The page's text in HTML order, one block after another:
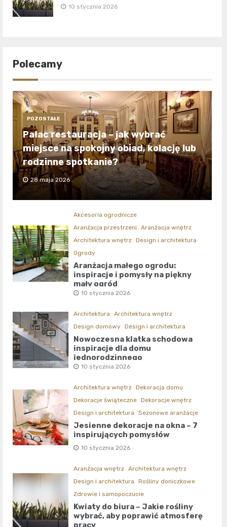
10 stycznia 2026
Polecamy
POZOSTAŁE
Pałac restauracja – jak wybrać
miejsce na spokojny obiad, kolację lub
rodzinne spotkanie?
28 maja 2026
Akcesoria ogrodnicze
Aranżacja przestrzeni
Aranżacja wnętrz
Architektura wnętrz Design i architektura
Ogrody
Aranżacja małego ogrodu:
inspiracje i pomysły na piękny
mały ogród
10 stycznia 2026
Architektura
Architektura wnętrz
Design domowy Design i architektura
Nowoczesna klatka schodowa
inspiracje dla domu
jednorodzinnego
10 stycznia 2026
Architektura wnętrz Dekoracja domu
Dekoracje świąteczne Dekoracje wnętrz
Design i architektura
Sezonowe aranżacje
Jesienne dekoracje na okna – 7
inspirujących pomysłów
10 stycznia 2026
Aranżacja wnętrz Architektura wnętrz
Design i architektura
Rośliny doniczkowe
Zdrowie i samopoczucie
Kwiaty do biura – Jakie rośliny
wybrać, aby poprawić atmosferę
pracy